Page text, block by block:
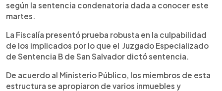
según la sentencia condenatoria dada a conocer este
martes.
La Fiscalía presentó prueba robusta en la culpabilidad
de los implicados por lo que el Juzgado Especializado
de Sentencia B de San Salvador dictó sentencia.
De acuerdo al Ministerio Público, los miembros de esta
estructura se apropiaron de varios inmuebles y